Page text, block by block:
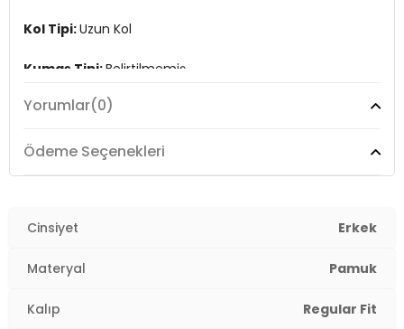
Kol Tipi:Uzun Kol
Kumaş Tipi:Belirtilmemiş
Boy:Standart
Kalıp Bilgisi:Regular Fit
3DK1G081GL0822237377.VR033
Yorumlar(0)
Ödeme Seçenekleri
Cinsiyet Erkek
Materyal Pamuk
Kalıp Regular Fit